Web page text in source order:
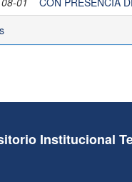
Institucional